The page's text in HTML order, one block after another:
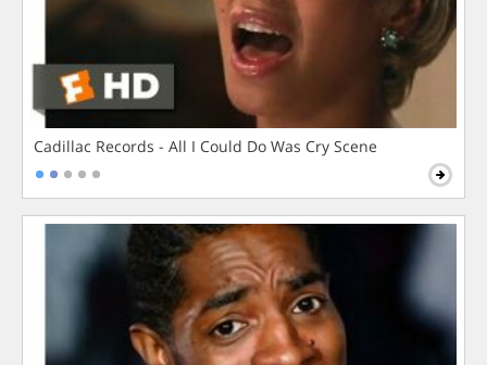
Cadillac Records - All I Could Do Was Cry Scene